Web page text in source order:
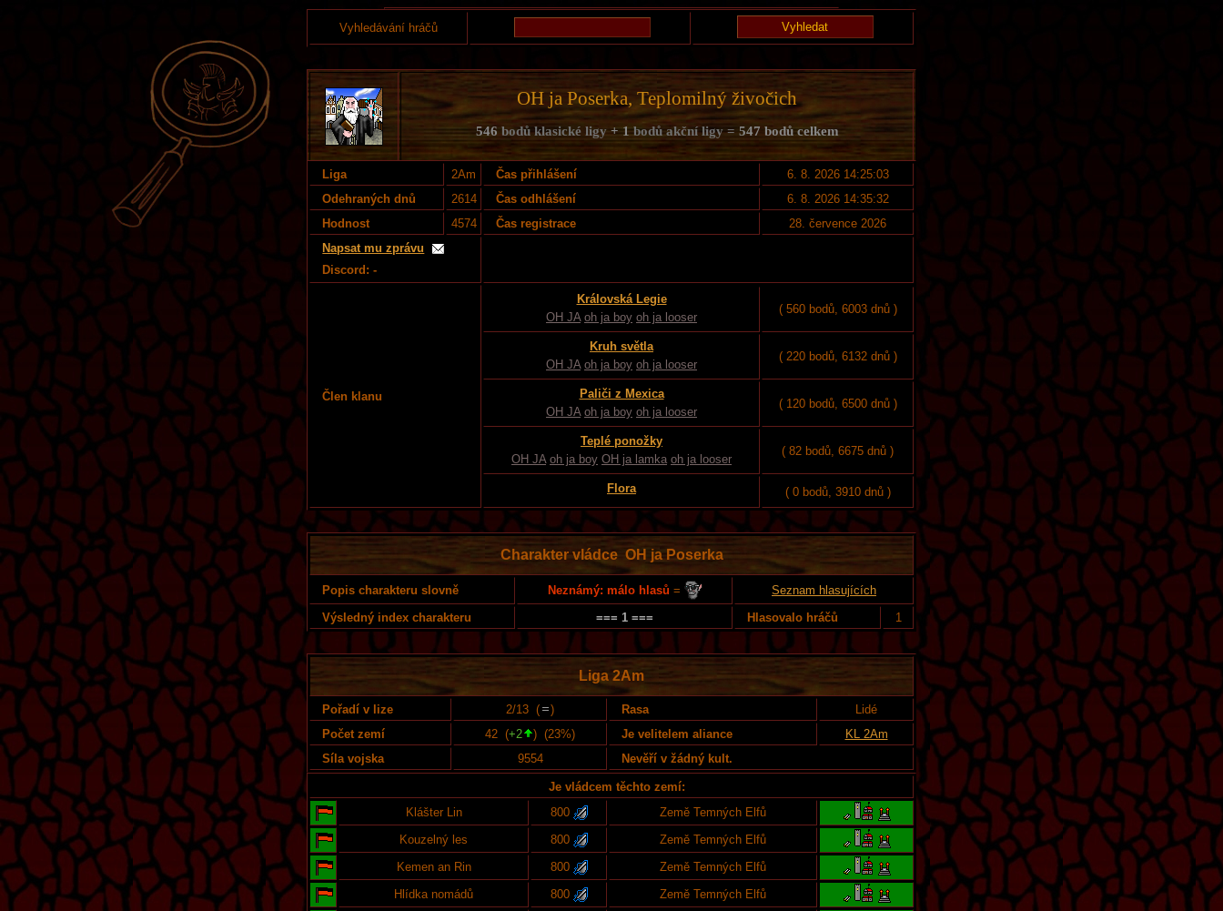
Vyhledávání hráčů
OH ja Poserka, Teplomilný živočich
546 bodů klasické ligy + 1bodů akční ligy = 547 bodů celkem
Liga 2Am Čas přihlášení
6. 8. 2026 14:25:03
Odehraných dnů
2614 Čas odhlášení
6. 8. 2026 14:35:32
Hodnost
4574 Čas registrace
28. července 2026
Napsat mu zprávu
Discord: -
Člen klanu
Královská Legie
OH JA oh ja boy oh ja looser
( 560 bodů, 6003 dnů )
Kruh světla
OH JA oh ja boy oh ja looser
( 220 bodů, 6132 dnů )
Paliči z Mexica
OH JA oh ja boy oh ja looser
( 120 bodů, 6500 dnů )
Teplé ponožky
OH JA oh ja boy OH ja lamka oh ja looser
( 82 bodů, 6675 dnů )
Flora ( 0 bodů, 3910 dnů )
Charakter vládce OH ja Poserka
Popis charakteru slovně Neznámý: málo hlasů =
Seznam hlasujících
Výsledný index charakteru
=== 1 === Hlasovalo hráčů 1
Liga 2Am
Pořadí v lize 2/13 ( ) Rasa
Lidé
Počet zemí
42 (+2 ) (23%) Je velitelem aliance
KL 2Am
Síla vojska
9554 Nevěří v žádný kult.
Je vládcem těchto zemí:
Klášter Lin
800
Země Temných Elfů
Kouzelný les
800
Země Temných Elfů
Kemen an Rin
800
Země Temných Elfů
Hlídka nomádů
800
Země Temných Elfů